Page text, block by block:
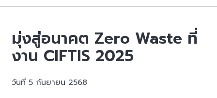
มุ่งสู่อนาคต Zero Waste ที่
งาน CIFTIS 2025
วันที่ 5 กันยายน 2568